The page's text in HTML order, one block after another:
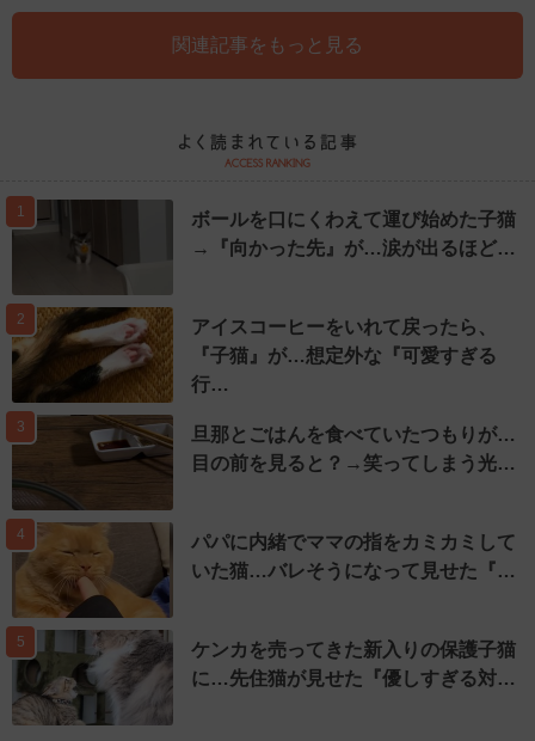
関連記事をもっと見る
1
ボールを口にくわえて運び始めた子猫
→『向かった先』が…涙が出るほど…
2
アイスコーヒーをいれて戻ったら、
『子猫』が…想定外な『可愛すぎる
行…
3
旦那とごはんを食べていたつもりが…
目の前を見ると？→笑ってしまう光…
4
パパに内緒でママの指をカミカミして
いた猫…バレそうになって見せた『…
5
ケンカを売ってきた新入りの保護子猫
に…先住猫が見せた『優しすぎる対…